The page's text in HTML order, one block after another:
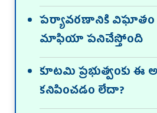
పర్యావరణానికి విఘాతం
మాఫియా పనిచేస్తోంది
కూటమి ప్రభుత్వంకు ఈ
కనిపించడం లేదా?